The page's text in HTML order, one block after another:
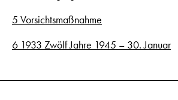
5 Vorsichtsmaßnahme
6 1933 Zwölf Jahre 1945 – 30. Januar